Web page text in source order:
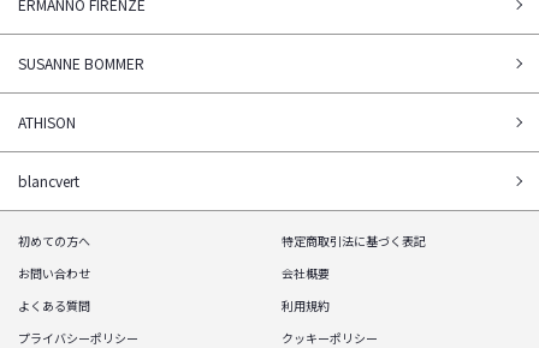
ERMANNO FIRENZE
SUSANNE BOMMER
ATHISON
blancvert
初めての方へ
特定商取引法に基づく表記
お問い合わせ
会社概要
よくある質問
利用規約
プライバシーポリシー
クッキーポリシー